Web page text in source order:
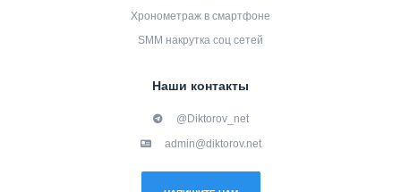
Хронометраж в смартфоне
SMM накрутка соц сетей
Наши контакты
@Diktorov_net
admin@diktorov.net